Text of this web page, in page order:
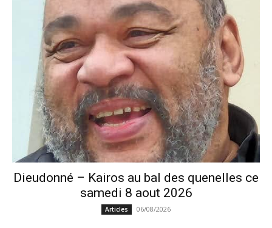
Dieudonné – Kairos au bal des quenelles ce
samedi 8 aout 2026
Articles 06/08/2026